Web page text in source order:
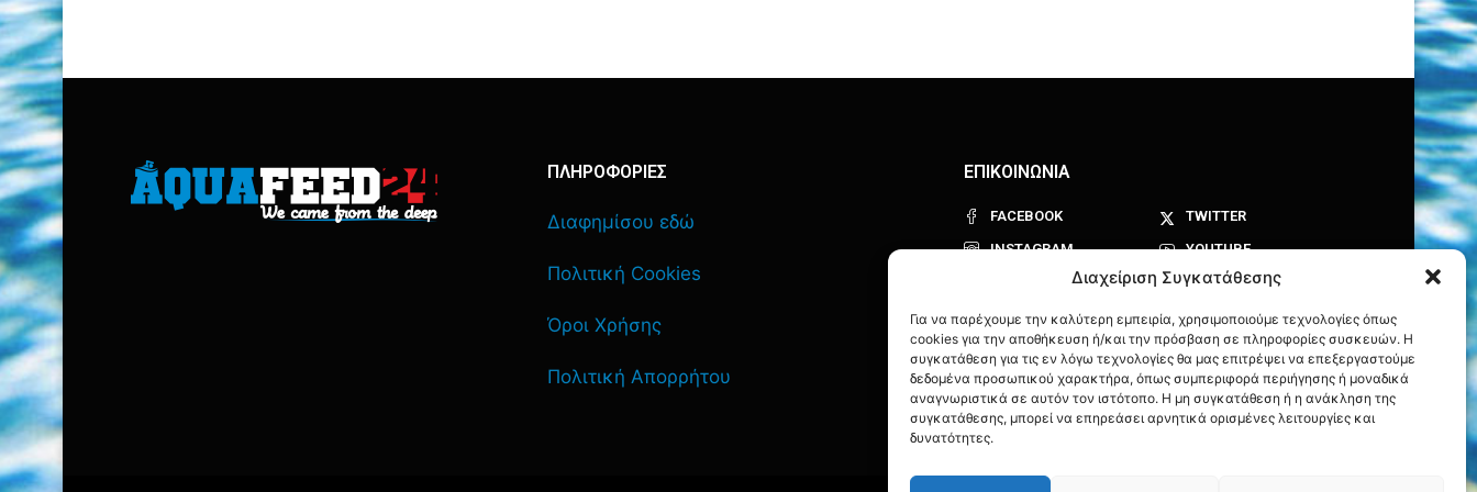
Διαχείριση Συγκατάθεσης
Για να παρέχουμε την καλύτερη εμπειρία, χρησιμοποιούμε τεχνολογίες όπως
cookies για την αποθήκευση ή/και την πρόσβαση σε πληροφορίες συσκευών. Η
συγκατάθεση για τις εν λόγω τεχνολογίες θα μας επιτρέψει να επεξεργαστούμε
δεδομένα προσωπικού χαρακτήρα, όπως συμπεριφορά περιήγησης ή μοναδικά
αναγνωριστικά σε αυτόν τον ιστότοπο. Η μη συγκατάθεση ή η ανάκληση της
συγκατάθεσης, μπορεί να επηρεάσει αρνητικά ορισμένες λειτουργίες και
δυνατότητες.
ΠΛΗΡΟΦΟΡΙΕΣ
Διαφημίσου εδώ
Πολιτική Cookies
Όροι Χρήσης
Πολιτική Απορρήτου
ΕΠΙΚΟΙΝΩΝΙΑ
FACEBOOK
TWITTER
INSTAGRAM
YOUTUBE